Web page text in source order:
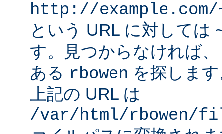
http://
という URL に対しては
す。見つからなければ
ある rbowen を探しま
上記の URL は
/var/html/rbowen/